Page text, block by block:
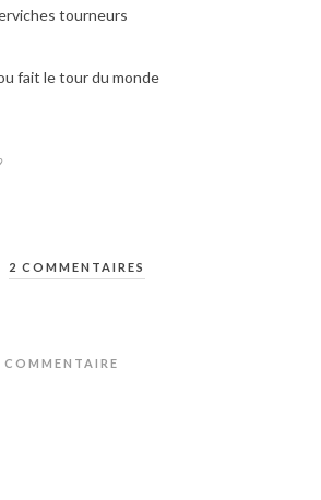
tourneurs
fait le tour du monde
2 COMMENTAIRES
COMMENTAIRE